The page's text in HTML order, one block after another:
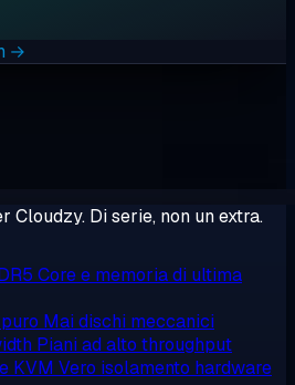
→
Cloudzy. Di serie, non un extra.
Core e memoria di ultima
Mai dischi meccanici
Piani ad alto throughput
KVM Vero isolamento hardware